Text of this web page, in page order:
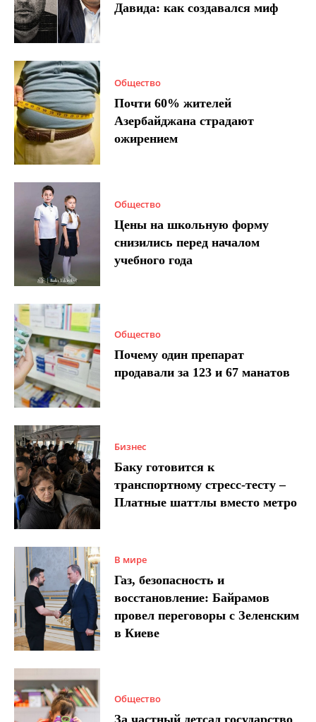
Давида: как создавался миф
Общество
Почти 60% жителей
Азербайджана страдают
ожирением
Общество
Цены на школьную форму
снизились перед началом
учебного года
Общество
Почему один препарат
продавали за 123 и 67 манатов
Бизнес
Баку готовится к
транспортному стресс-тесту –
Платные шаттлы вместо метро
В мире
Газ, безопасность и
восстановление: Байрамов
провел переговоры с Зеленским
в Киеве
Общество
За частный детсад государство